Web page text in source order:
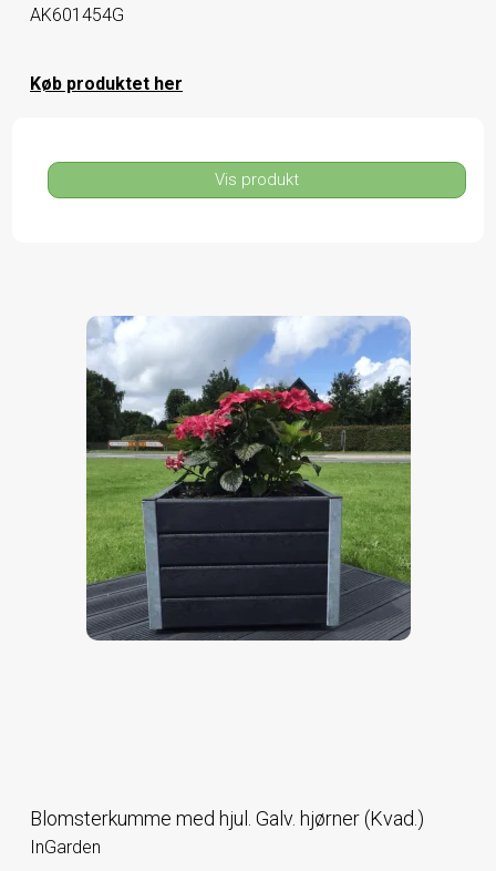
AK601454G
Køb produktet her
Vis produkt
Blomsterkumme med hjul. Galv. hjørner (Kvad.)
InGarden